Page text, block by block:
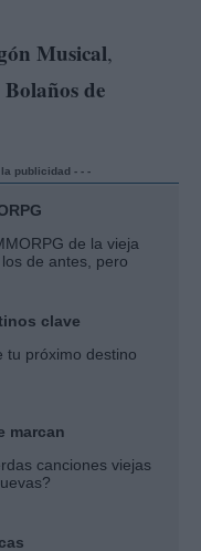
Musical,
de
publicidad - - -
de la vieja
de antes, pero
clave
tu próximo destino
marcan
canciones viejas